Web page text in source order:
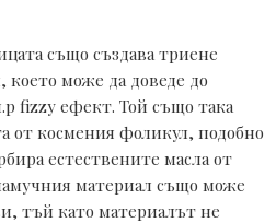
също създава триене
може да доведе до
fizzy ефект. Той също така
от космения фоликул, подобно
естествените масла от
материал също може
тъй като материалът не